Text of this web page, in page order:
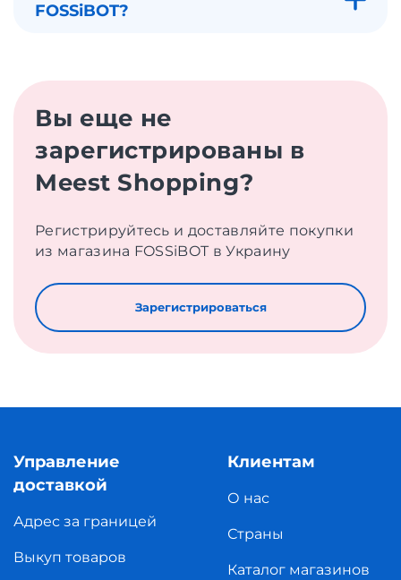
FOSSiBOT?
Вы еще не
зарегистрированы в
Meest Shopping?
Регистрируйтесь и доставляйте покупки
из магазина FOSSiBOT в Украину
Зарегистрироваться
Управление
доставкой
Адрес за границей
Выкуп товаров
Клиентам
О нас
Страны
Каталог магазинов